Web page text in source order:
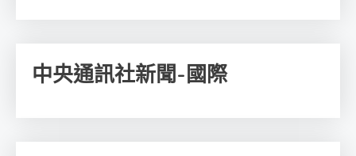
中央通訊社新聞-國際